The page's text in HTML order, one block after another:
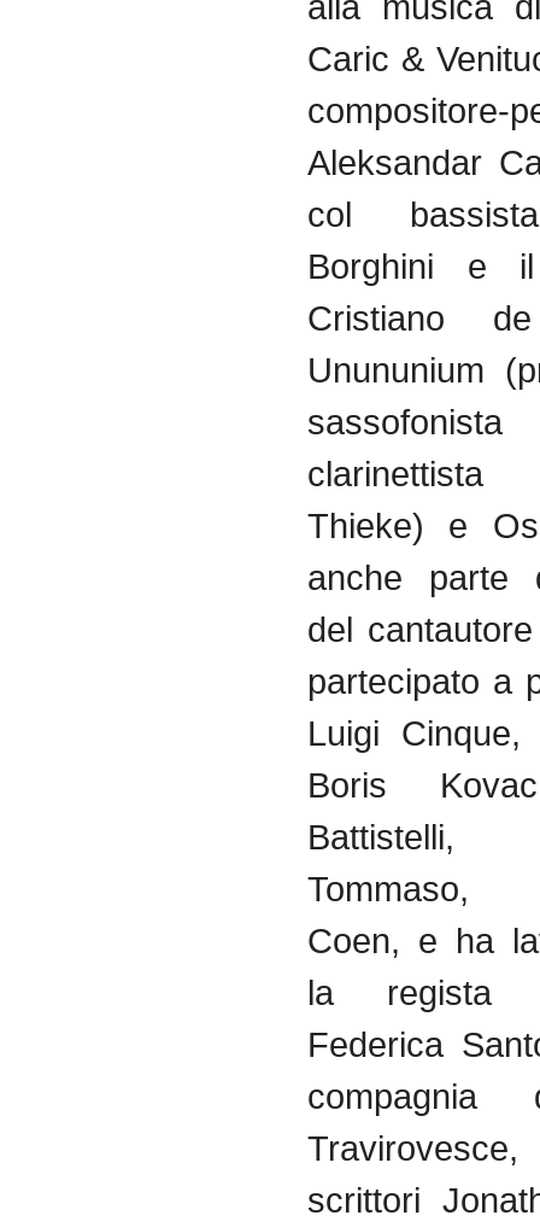
Caric &
compositore-
Aleksandar
col
Borghini e il
Cristiano
Unununium
Thieke) e
anche parte
del
partecipato a
Luigi
Boris
Tommaso,
Coen, e ha
la regista
Federica
compagnia
scrittori